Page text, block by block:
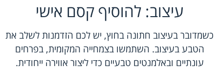
עיצוב: להוסיף קסם אישי
כשמדובר בעיצוב חתונה בחוץ, יש לכם הזדמנות לשלב את
הטבע בעיצוב. השתמשו בצמחייה המקומית, בפרחים
עונתיים ובאלמנטים טבעיים כדי ליצור אווירה ייחודית.